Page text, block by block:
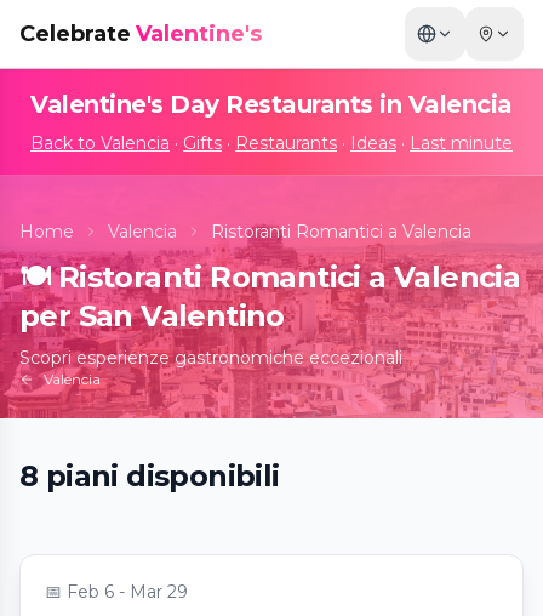
Celebrate Valentine's
Valentine's Day Restaurants in Valencia
Back to Valencia · Gifts · Restaurants · Ideas · Last minute
Home Valencia Ristoranti Romantici a Valencia
🍽️ Ristoranti Romantici a Valencia
per San Valentino
Scopri esperienze gastronomiche eccezionali
Valencia
8 piani disponibili
Espectáculo & Cena & Bebida
📅 Feb 6 - Mar 29